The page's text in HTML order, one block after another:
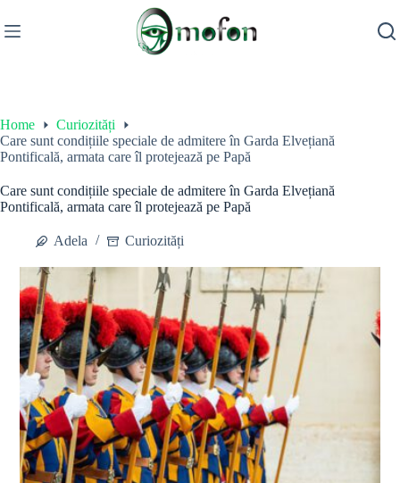
to
content
Home
Curiozități
Care sunt condițiile speciale de admitere în Garda Elvețiană
Pontificală, armata care îl protejează pe Papă
Care sunt condițiile speciale de admitere în Garda Elvețiană
Pontificală, armata care îl protejează pe Papă
Adela Curiozități